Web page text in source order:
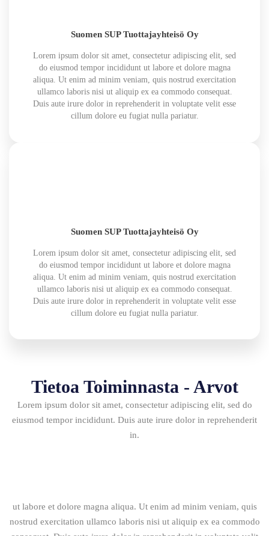
Suomen SUP Tuottajayhteisö Oy
Lorem ipsum dolor sit amet, consectetur adipiscing elit, sed
do eiusmod tempor incididunt ut labore et dolore magna
aliqua. Ut enim ad minim veniam, quis nostrud exercitation
ullamco laboris nisi ut aliquip ex ea commodo consequat.
Duis aute irure dolor in reprehenderit in voluptate velit esse
cillum dolore eu fugiat nulla pariatur.
Suomen SUP Tuottajayhteisö Oy
Lorem ipsum dolor sit amet, consectetur adipiscing elit, sed
do eiusmod tempor incididunt ut labore et dolore magna
aliqua. Ut enim ad minim veniam, quis nostrud exercitation
ullamco laboris nisi ut aliquip ex ea commodo consequat.
Duis aute irure dolor in reprehenderit in voluptate velit esse
cillum dolore eu fugiat nulla pariatur.
Tietoa Toiminnasta - Arvot
Lorem ipsum dolor sit amet, consectetur adipiscing elit, sed do
eiusmod tempor incididunt. Duis aute irure dolor in reprehenderit
in.
ut labore et dolore magna aliqua. Ut enim ad minim veniam, quis
nostrud exercitation ullamco laboris nisi ut aliquip ex ea commodo